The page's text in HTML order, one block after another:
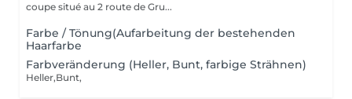
coupe situé au 2 route de Gru...
Farbe / Tönung(Aufarbeitung der bestehenden
Haarfarbe
Farbveränderung (Heller, Bunt, farbige Strähnen)
Heller,Bunt,